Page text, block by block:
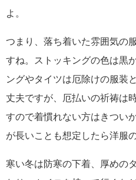
よ。
つまり、落ち着いた雰囲気の
すね。ストッキングの色は黒
ングやタイツは厄除けの服装
丈夫ですが、厄払いの祈祷は
すので着慣れない方はきつい
が長いことも想定したら洋服
寒い冬は防寒の下着、厚めの